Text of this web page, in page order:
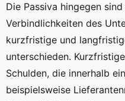
Die Passiva hingegen
Verbindlichkeiten des
kurzfristige und
unterschieden.
Schulden, die innerhalb
beispielsweise